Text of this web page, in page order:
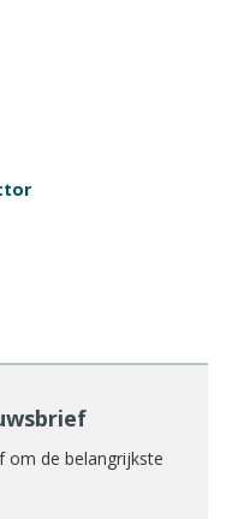
om de belangrijkste